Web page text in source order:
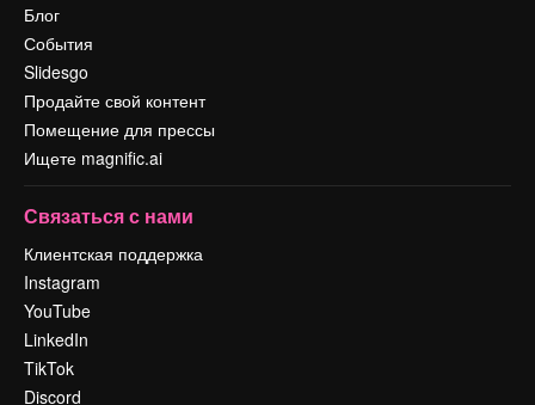
Блог
События
Slidesgo
Продайте свой контент
Помещение для прессы
Ищете magnific.ai
Связаться с нами
Клиентская поддержка
Instagram
YouTube
LinkedIn
TikTok
Discord